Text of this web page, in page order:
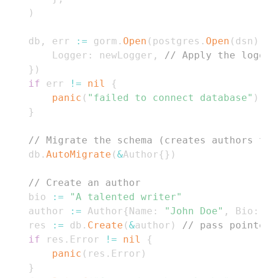
)
	db
, err := gorm . Open ( postgres . Open ( dsn )
		Logger
: newLogger ,
// Apply the
} )
if err != nil
{
panic ( "failed to connect database" )
}
// Migrate the schema (creates
	db
. AutoMigrate (&Author{ } )
// Create an author
	bio
:=
"A talented writer"
	author
:= Author{Name : "John Doe" , Bio :
	res
:= db . Create (&author )
// pass
if res . Error != nil
{
panic ( res . Error )
}